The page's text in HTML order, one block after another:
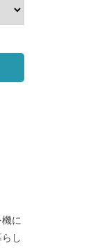
に
し